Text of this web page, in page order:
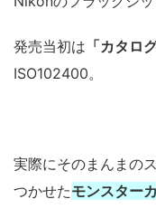
発売当初は 「カタロ
ISO102400。
実際にそのまんまの
つかせたモンスター